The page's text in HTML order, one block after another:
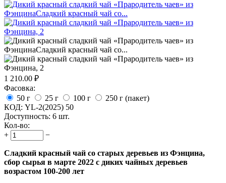
1 210.00 ₽
Фасовка:
50 г
25 г 100 г
250 г (пакет)
КОД: YL-2(2025) 50
Доступность: 6 шт.
Кол-во:
+
−
Сладкий красный чай со старых деревьев из Фэнцина,
сбор сырья в марте 2022 с диких чайных деревьев
возрастом 100-200 лет